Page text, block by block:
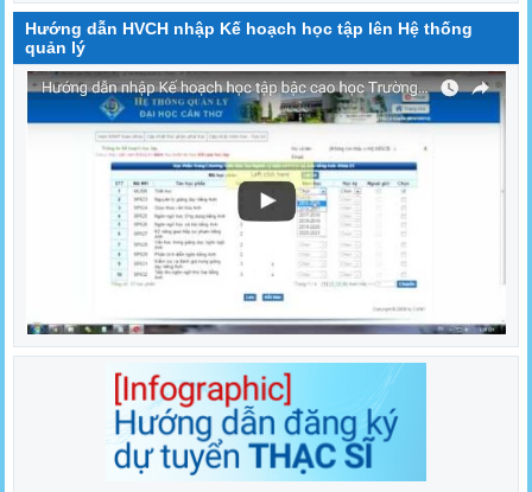
Hướng dẫn HVCH nhập Kế hoạch học tập lên Hệ thống
quản lý